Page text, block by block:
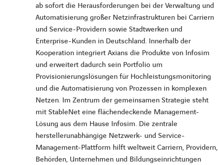
ab sofort die Herausforderungen bei der Verwaltung und
Automatisierung großer Netzinfrastrukturen bei Carriern
und Service-Providern sowie Stadtwerken und
Enterprise-Kunden in Deutschland. Innerhalb der
Kooperation integriert Axians die Produkte von Infosim
und erweitert dadurch sein Portfolio um
Provisionierungslösungen für Hochleistungsmonitoring
und die Automatisierung von Prozessen in komplexen
Netzen. Im Zentrum der gemeinsamen Strategie steht
mit StableNet eine flächendeckende Management-
Lösung aus dem Hause Infosim. Die zentrale
herstellerunabhängige Netzwerk- und Service-
Management-Plattform hilft weltweit Carriern, Providern,
Behörden, Unternehmen und Bildungseinrichtungen